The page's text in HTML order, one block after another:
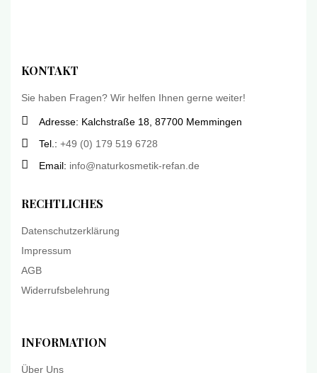
KONTAKT
Sie haben Fragen? Wir helfen Ihnen gerne weiter!
Adresse: Kalchstraße 18, 87700 Memmingen
Tel.: +49 (0) 179 519 6728
Email: info@naturkosmetik-refan.de
RECHTLICHES
Datenschutzerklärung
Impressum
AGB
Widerrufsbelehrung
INFORMATION
Über Uns